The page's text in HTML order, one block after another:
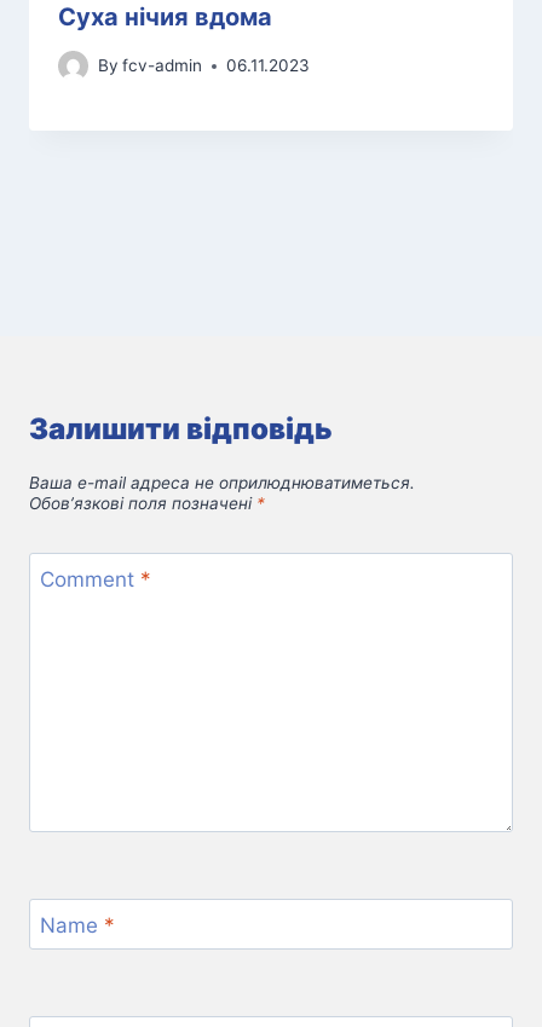
Суха нічия вдома
By fcv-admin 06.11.2023
Залишити відповідь
Ваша e-mail адреса не оприлюднюватиметься.
Обов’язкові поля позначені *
Comment *
Name *